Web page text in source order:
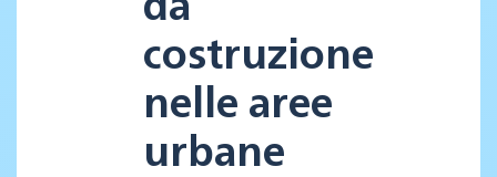
costruzione
nelle aree
urbane